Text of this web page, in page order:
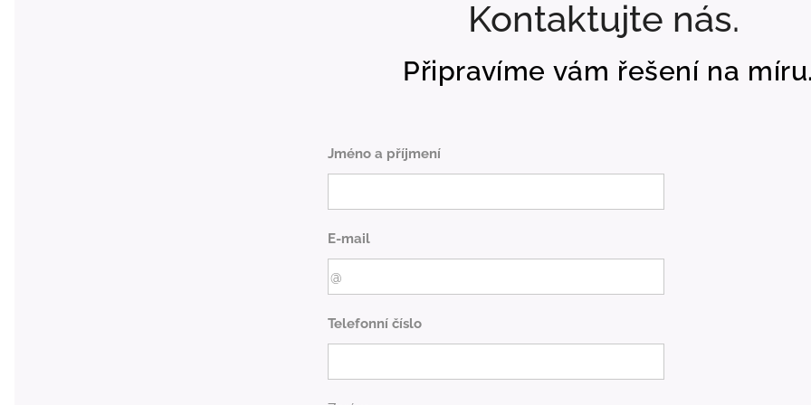
Kontaktujte nás.
Připravíme vám řešení na
Jméno a příjmení
E-mail
Telefonní číslo